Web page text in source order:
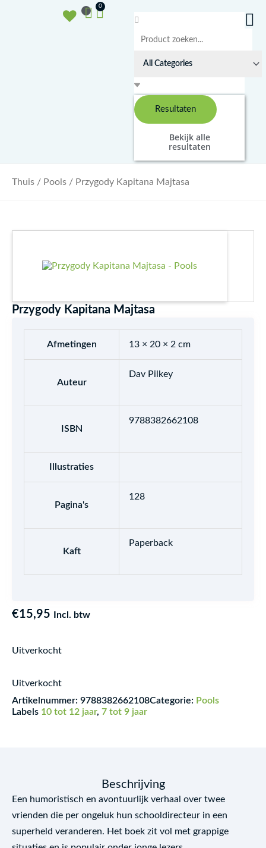
Search
Resultaten
Bekijk alle
resultaten
0
Winkelwagen
Thuis / Pools / Przygody Kapitana Majtasa
Przygody Kapitana Majtasa
Afmetingen 13 × 20 × 2 cm
Auteur
Dav Pilkey
ISBN
9788382662108
Illustraties
Pagina's
128
Kaft
Paperback
€15,95 Incl. btw
Uitverkocht
Uitverkocht
Artikelnummer: 9788382662108Categorie: Pools
Labels 10 tot 12 jaar, 7 tot 9 jaar
Beschrijving
Een humoristisch en avontuurlijk verhaal over twee
vrienden die per ongeluk hun schooldirecteur in een
superheld veranderen. Het boek zit vol met grappige